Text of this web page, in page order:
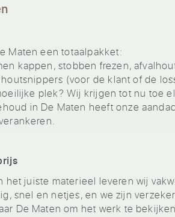
Maten een totaalpakket:
kappen, stobben frezen,
(voor de klant of de
plek? Wij krijgen tot nu toe
in De Maten heeft onze
het juiste materieel leveren wij
snel en netjes, en we zijn
De Maten om het werk te